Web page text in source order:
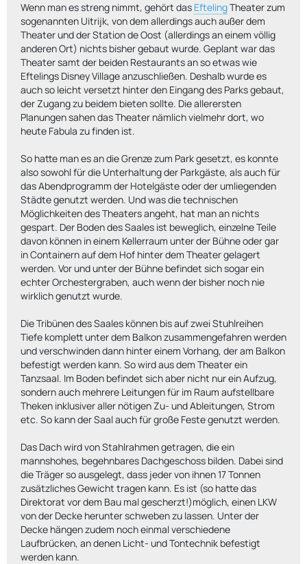
Wenn man es streng nimmt, gehört das EftelingTheater zum
sogenannten Uitrijk, von dem allerdings auch außer dem
Theater und der Station de Oost (allerdings an einem völlig
anderen Ort) nichts bisher gebaut wurde. Geplant war das
Theater samt der beiden Restaurants an so etwas wie
Eftelings Disney Village anzuschließen. Deshalb wurde es
auch so leicht versetzt hinter den Eingang des Parks gebaut,
der Zugang zu beidem bieten sollte. Die allerersten
Planungen sahen das Theater nämlich vielmehr dort, wo
heute Fabula zu finden ist.
So hatte man es an die Grenze zum Park gesetzt, es konnte
also sowohl für die Unterhaltung der Parkgäste, als auch für
das Abendprogramm der Hotelgäste oder der umliegenden
Städte genutzt werden. Und was die technischen
Möglichkeiten des Theaters angeht, hat man an nichts
gespart. Der Boden des Saales ist beweglich, einzelne Teile
davon können in einem Kellerraum unter der Bühne oder gar
in Containern auf dem Hof hinter dem Theater gelagert
werden. Vor und unter der Bühne befindet sich sogar ein
echter Orchestergraben, auch wenn der bisher noch nie
wirklich genutzt wurde.
Die Tribünen des Saales können bis auf zwei Stuhlreihen
Tiefe komplett unter dem Balkon zusammengefahren werden
und verschwinden dann hinter einem Vorhang, der am Balkon
befestigt werden kann. So wird aus dem Theater ein
Tanzsaal. Im Boden befindet sich aber nicht nur ein Aufzug,
sondern auch mehrere Leitungen für im Raum aufstellbare
Theken inklusiver aller nötigen Zu- und Ableitungen, Strom
etc. So kann der Saal auch für große Feste genutzt werden.
Das Dach wird von Stahlrahmen getragen, die ein
mannshohes, begehnbares Dachgeschoss bilden. Dabei sind
die Träger so ausgelegt, dass jeder von ihnen 17 Tonnen
zusätzliches Gewicht tragen kann. Es ist (so hatte das
Direktorat vor dem Bau mal gescherzt!)möglich, einen LKW
von der Decke herunter schweben zu lassen. Unter der
Decke hängen zudem noch einmal verschiedene
Laufbrücken, an denen Licht- und Tontechnik befestigt
werden kann.